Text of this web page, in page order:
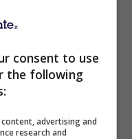
consent to use
the following
advertising and
research and